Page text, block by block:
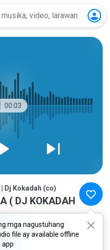
00:03
mga nagustuhang
file ay available offline
app
Dj Kokadah (co)
( DJ KOKADAH
pa...
!